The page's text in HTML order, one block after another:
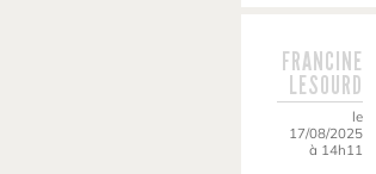
FRANCINE
LESOURD
le
17/08/2025
à 14h11